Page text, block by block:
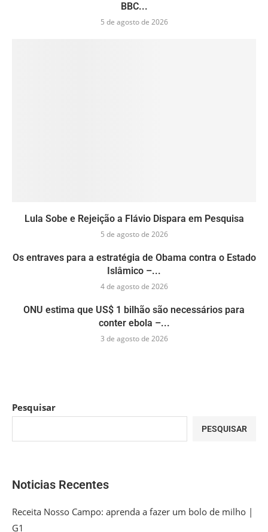
BBC...
5 de agosto de 2026
Lula Sobe e Rejeição a Flávio Dispara em Pesquisa
5 de agosto de 2026
Os entraves para a estratégia de Obama contra o Estado
Islâmico –...
4 de agosto de 2026
ONU estima que US$ 1 bilhão são necessários para
conter ebola –...
3 de agosto de 2026
Pesquisar
PESQUISAR
Noticias Recentes
Receita Nosso Campo: aprenda a fazer um bolo de milho |
G1